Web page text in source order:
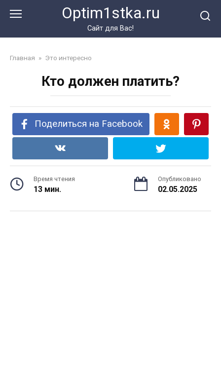
Optim1stka.ru
Сайт для Вас!
Главная » Это интересно
Кто должен платить?
Поделиться на Facebook
Время чтения
13 мин.
Опубликовано
02.05.2025